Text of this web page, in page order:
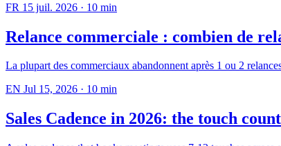
FR 15 juil. 2026 · 10 min
Relance commerciale : combien de
La plupart des commerciaux abandonnent après 1 ou 2
EN Jul 15, 2026 · 10 min
Sales Cadence in 2026: the touch